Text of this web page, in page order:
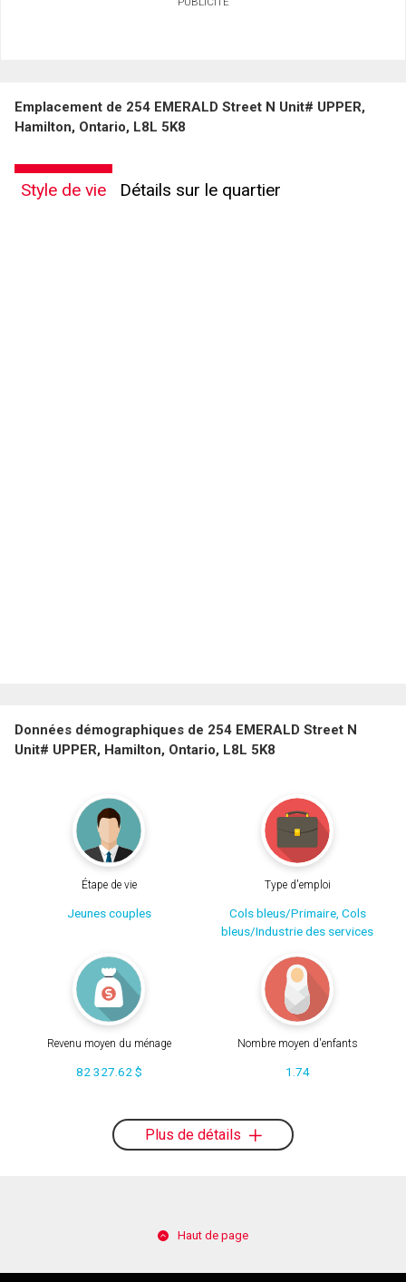
Emplacement de 254 EMERALD Street N Unit# UPPER,
Hamilton, Ontario, L8L 5K8
Style de vie Détails sur le quartier
Données démographiques de 254 EMERALD Street N
Unit# UPPER, Hamilton, Ontario, L8L 5K8
Étape de vie
Jeunes couples
Type d'emploi
Cols bleus/Primaire, Cols
bleus/Industrie des services
Revenu moyen du ménage
82 327.62 $
Nombre moyen d'enfants
1.74
Plus de détails
Haut de page